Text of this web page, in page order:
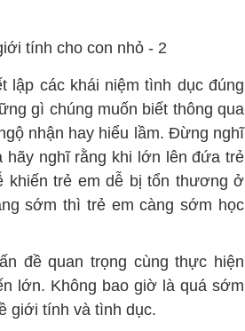
lập các khái niệm tình dục đúng
gì chúng muốn biết thông qua
nhận hay hiểu lầm. Đừng nghĩ
hãy nghĩ rằng khi lớn lên đứa trẻ
khiến trẻ em dễ bị tổn thương ở
sớm thì trẻ em càng sớm học
đề quan trọng cùng thực hiện
lớn. Không bao giờ là quá sớm
giới tính và tình dục.